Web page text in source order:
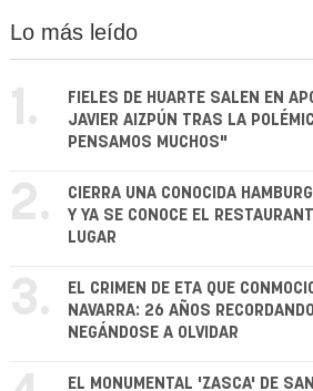
Lo más leído
1.
FIELES DE HUARTE SALEN EN
JAVIER AIZPÚN TRAS LA
PENSAMOS MUCHOS"
2.
CIERRA UNA CONOCIDA
Y YA SE CONOCE EL
LUGAR
3.
EL CRIMEN DE ETA QUE
NAVARRA: 26 AÑOS
NEGÁNDOSE A OLVIDAR
EL MONUMENTAL 'ZASCA' DE